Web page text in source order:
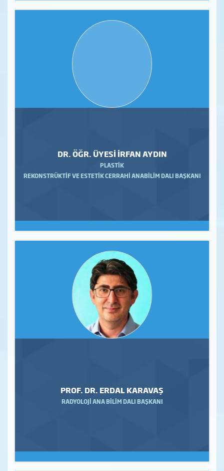
DR. ÖĞR. ÜYESİ İRFAN AYDIN
PLASTİK
REKONSTRÜKTİF VE ESTETİK CERRAHİ ANABİLİM DALI BAŞKANI
PROF. DR. ERDAL KARAVAŞ
RADYOLOJİ ANA BİLİM DALI BAŞKANI